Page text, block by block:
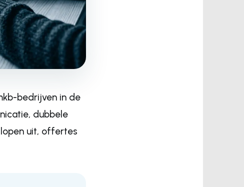
bedrijven in de
dubbele
uit, offertes